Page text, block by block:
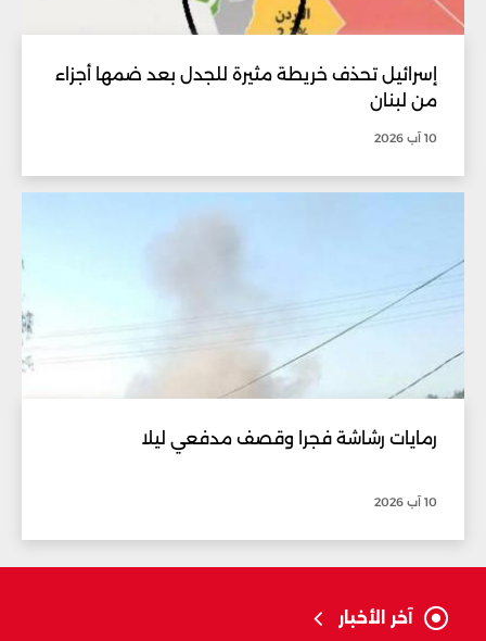
إسرائيل تحذف خريطة مثيرة للجدل بعد ضمها أجزاء
من لبنان
10 آب 2026
رمايات رشاشة فجرا وقصف مدفعي ليلا
10 آب 2026
آخر الأخبار